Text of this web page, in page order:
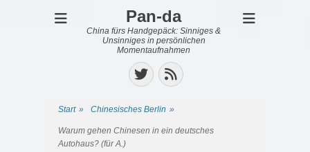
Pan-da
China fürs Handgepäck: Sinniges &
Unsinniges in persönlichen
Momentaufnahmen
Twitter
Feed
Start » Chinesisches Berlin »
Warum gehen Chinesen in ein deutsches
Autohaus? (für A.)